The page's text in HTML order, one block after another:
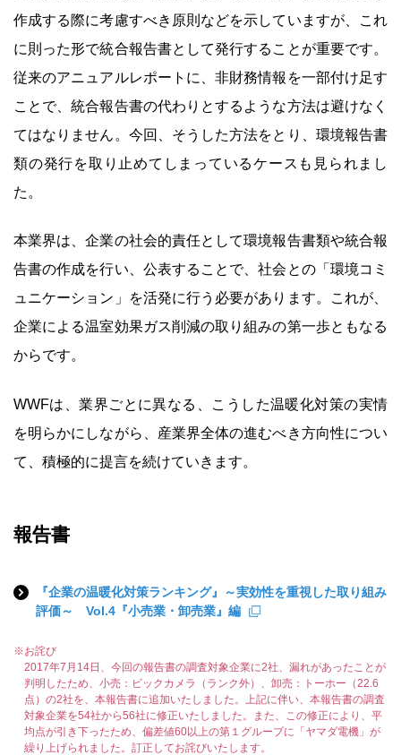
作成する際に考慮すべき原則などを示していますが、これ
に則った形で統合報告書として発行することが重要です。
従来のアニュアルレポートに、非財務情報を一部付け足す
ことで、統合報告書の代わりとするような方法は避けなく
てはなりません。今回、そうした方法をとり、環境報告書
類の発行を取り止めてしまっているケースも見られまし
た。
本業界は、企業の社会的責任として環境報告書類や統合報
告書の作成を行い、公表することで、社会との「環境コミ
ュニケーション」を活発に行う必要があります。これが、
企業による温室効果ガス削減の取り組みの第一歩ともなる
からです。
WWFは、業界ごとに異なる、こうした温暖化対策の実情
を明らかにしながら、産業界全体の進むべき方向性につい
て、積極的に提言を続けていきます。
報告書
『企業の温暖化対策ランキング』～実効性を重視した取り組み
評価～ Vol.4『小売業・卸売業』編
※お詫び
2017年7月14日、今回の報告書の調査対象企業に2社、漏れがあったことが
判明したため、小売：ビックカメラ（ランク外）、卸売：トーホー（22.6
点）の2社を、本報告書に追加いたしました。上記に伴い、本報告書の調査
対象企業を54社から56社に修正いたしました。また、この修正により、平
均点が引き下ったため、偏差値60以上の第１グループに「ヤマダ電機」が
繰り上げられました。訂正してお詫びいたします。